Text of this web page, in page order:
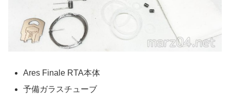
Ares Finale RTA本体
予備ガラスチューブ